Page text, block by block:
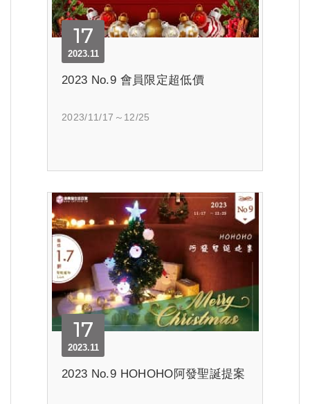
17
2023.11
2023 No.9 會員限定超低價
2023/11/17～12/25
17
2023.11
2023 No.9 HOHOHO阿發聖誕提案